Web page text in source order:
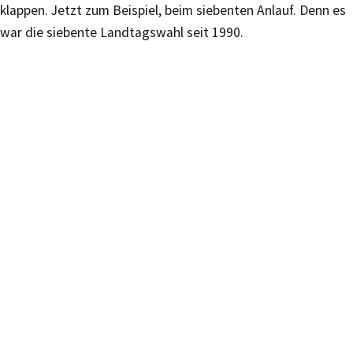
klappen. Jetzt zum Beispiel, beim siebenten Anlauf. Denn es
war die siebente Landtagswahl seit 1990.